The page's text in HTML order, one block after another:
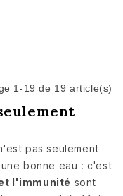
1-19 de 19 article(s)
pas seulement
bonne eau : c'est
l'immunité sont